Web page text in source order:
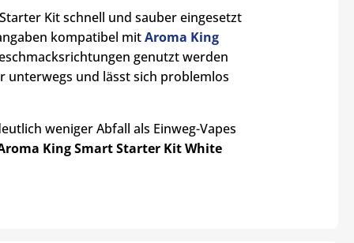
Kit schnell und sauber eingesetzt
kompatibel mitAroma King
genutzt werden
unterwegs und lässt sich problemlos
weniger Abfall als Einweg-Vapes
King Smart Starter KitWhite